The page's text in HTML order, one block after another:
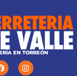
EN TORREÓN